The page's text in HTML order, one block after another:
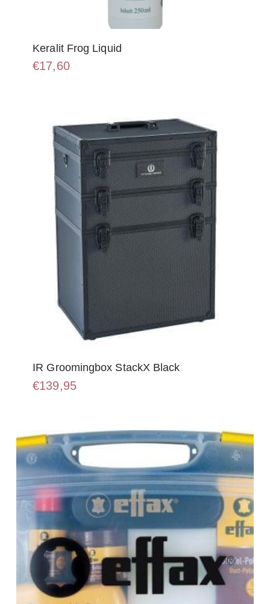
Keralit Frog Liquid
€17,60
IR Groomingbox StackX Black
€139,95